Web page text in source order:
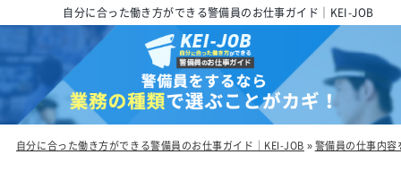
自分に合った働き方ができる警備員のお仕事ガイド｜KEI-JOB
自分に合った働き方ができる警備員のお仕事ガイド｜KEI-JOB »警備員の仕事内